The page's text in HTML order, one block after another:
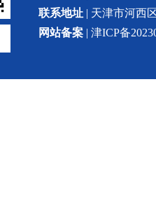
联系地址 | 天津市河西
网站备案 | 津ICP备